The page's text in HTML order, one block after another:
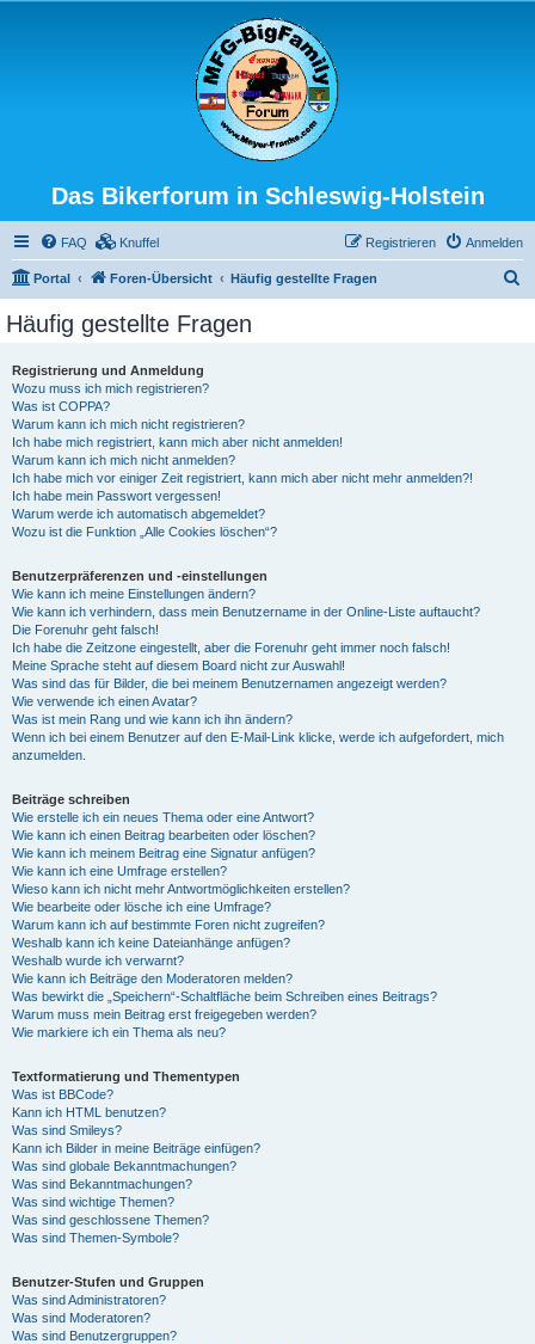
Das Bikerforum in Schleswig-Holstein
FAQ Knuffel Anmelden
Registrieren
Portal Foren-Übersicht Häufig gestellte Fragen
Häufig gestellte Fragen
Registrierung und Anmeldung
Wozu muss ich mich registrieren?
Was ist COPPA?
Warum kann ich mich nicht registrieren?
Ich habe mich registriert, kann mich aber nicht anmelden!
Warum kann ich mich nicht anmelden?
Ich habe mich vor einiger Zeit registriert, kann mich aber nicht mehr anmelden?!
Ich habe mein Passwort vergessen!
Warum werde ich automatisch abgemeldet?
Wozu ist die Funktion „Alle Cookies löschen“?
Benutzerpräferenzen und -einstellungen
Wie kann ich meine Einstellungen ändern?
Wie kann ich verhindern, dass mein Benutzername in der Online-Liste auftaucht?
Die Forenuhr geht falsch!
Ich habe die Zeitzone eingestellt, aber die Forenuhr geht immer noch falsch!
Meine Sprache steht auf diesem Board nicht zur Auswahl!
Was sind das für Bilder, die bei meinem Benutzernamen angezeigt werden?
Wie verwende ich einen Avatar?
Was ist mein Rang und wie kann ich ihn ändern?
Wenn ich bei einem Benutzer auf den E-Mail-Link klicke, werde ich aufgefordert, mich
anzumelden.
Beiträge schreiben
Wie erstelle ich ein neues Thema oder eine Antwort?
Wie kann ich einen Beitrag bearbeiten oder löschen?
Wie kann ich meinem Beitrag eine Signatur anfügen?
Wie kann ich eine Umfrage erstellen?
Wieso kann ich nicht mehr Antwortmöglichkeiten erstellen?
Wie bearbeite oder lösche ich eine Umfrage?
Warum kann ich auf bestimmte Foren nicht zugreifen?
Weshalb kann ich keine Dateianhänge anfügen?
Weshalb wurde ich verwarnt?
Wie kann ich Beiträge den Moderatoren melden?
Was bewirkt die „Speichern“-Schaltfläche beim Schreiben eines Beitrags?
Warum muss mein Beitrag erst freigegeben werden?
Wie markiere ich ein Thema als neu?
Textformatierung und Thementypen
Was ist BBCode?
Kann ich HTML benutzen?
Was sind Smileys?
Kann ich Bilder in meine Beiträge einfügen?
Was sind globale Bekanntmachungen?
Was sind Bekanntmachungen?
Was sind wichtige Themen?
Was sind geschlossene Themen?
Was sind Themen-Symbole?
Benutzer-Stufen und Gruppen
Was sind Administratoren?
Was sind Moderatoren?
Was sind Benutzergruppen?